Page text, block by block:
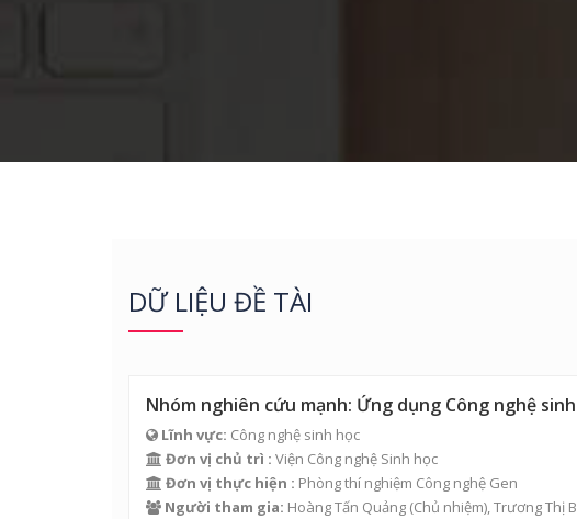
DỮ LIỆU ĐỀ TÀI
Nhóm nghiên cứu mạnh: Ứng dụng Công nghệ
Lĩnh vực: Công nghệ sinh học
Đơn vị chủ trì : Viện Công nghệ Sinh học
Đơn vị thực hiện : Phòng thí nghiệm Công nghệ Gen
Người tham gia: Hoàng Tấn Quảng (Chủ nhiệm),Trương Thị